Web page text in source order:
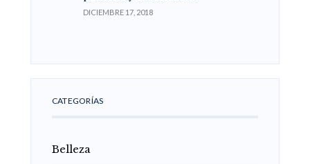
DICIEMBRE 17, 2018
CATEGORÍAS
Belleza